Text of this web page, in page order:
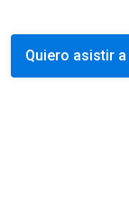
Quiero asistir